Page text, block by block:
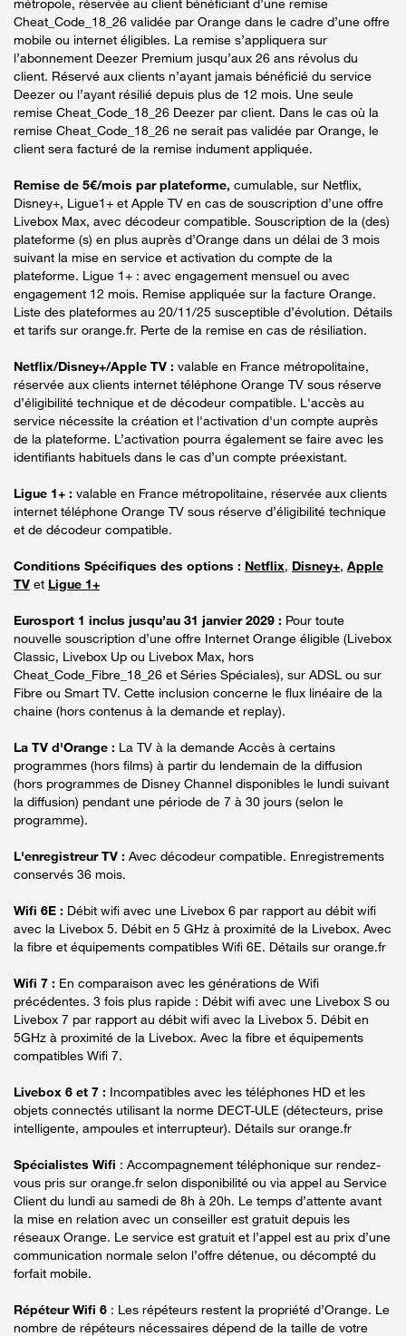
Cheat_Code_18_26 validée par Orange dans le cadre d’une offre
mobile ou internet éligibles. La remise s’appliquera sur
l’abonnement Deezer Premium jusqu’aux 26 ans révolus du
client. Réservé aux clients n’ayant jamais bénéficié du service
Deezer ou l’ayant résilié depuis plus de 12 mois. Une seule
remise Cheat_Code_18_26 Deezer par client. Dans le cas où la
remise Cheat_Code_18_26 ne serait pas validée par Orange, le
client sera facturé de la remise indument appliquée.
Remise de 5€/mois par plateforme, cumulable, sur Netflix,
Disney+, Ligue1+ et Apple TV en cas de souscription d’une offre
Livebox Max, avec décodeur compatible. Souscription de la (des)
plateforme (s) en plus auprès d’Orange dans un délai de 3 mois
suivant la mise en service et activation du compte de la
plateforme. Ligue 1+ : avec engagement mensuel ou avec
engagement 12 mois. Remise appliquée sur la facture Orange.
Liste des plateformes au 20/11/25 susceptible d’évolution. Détails
et tarifs sur orange.fr. Perte de la remise en cas de résiliation.
Netflix/Disney+/Apple TV : valable en France métropolitaine,
réservée aux clients internet téléphone Orange TV sous réserve
d’éligibilité technique et de décodeur compatible. L'accès au
service nécessite la création et l'activation d'un compte auprès
de la plateforme. L’activation pourra également se faire avec les
identifiants habituels dans le cas d’un compte préexistant.
Ligue 1+ : valable en France métropolitaine, réservée aux clients
internet téléphone Orange TV sous réserve d’éligibilité technique
et de décodeur compatible.
Conditions Spécifiques des options : Netflix, Disney+, Apple
TV et Ligue 1+
Eurosport 1 inclus jusqu’au 31 janvier 2029 : Pour toute
nouvelle souscription d’une offre Internet Orange éligible (Livebox
Classic, Livebox Up ou Livebox Max, hors
Cheat_Code_Fibre_18_26 et Séries Spéciales), sur ADSL ou sur
Fibre ou Smart TV. Cette inclusion concerne le flux linéaire de la
chaine (hors contenus à la demande et replay).
La TV d'Orange : La TV à la demande Accès à certains
programmes (hors films) à partir du lendemain de la diffusion
(hors programmes de Disney Channel disponibles le lundi suivant
la diffusion) pendant une période de 7 à 30 jours (selon le
programme).
L'enregistreur TV : Avec décodeur compatible. Enregistrements
conservés 36 mois.
Wifi 6E : Débit wifi avec une Livebox 6 par rapport au débit wifi
avec la Livebox 5. Débit en 5 GHz à proximité de la Livebox. Avec
la fibre et équipements compatibles Wifi 6E. Détails sur orange.fr
Wifi 7 : En comparaison avec les générations de Wifi
précédentes. 3 fois plus rapide : Débit wifi avec une Livebox S ou
Livebox 7 par rapport au débit wifi avec la Livebox 5. Débit en
5GHz à proximité de la Livebox. Avec la fibre et équipements
compatibles Wifi 7.
Livebox 6 et 7 : Incompatibles avec les téléphones HD et les
objets connectés utilisant la norme DECT-ULE (détecteurs, prise
intelligente, ampoules et interrupteur). Détails sur orange.fr
Spécialistes Wifi : Accompagnement téléphonique sur rendez-
vous pris sur orange.fr selon disponibilité ou via appel au Service
Client du lundi au samedi de 8h à 20h. Le temps d’attente avant
la mise en relation avec un conseiller est gratuit depuis les
réseaux Orange. Le service est gratuit et l’appel est au prix d’une
communication normale selon l’offre détenue, ou décompté du
forfait mobile.
Répéteur Wifi 6 : Les répéteurs restent la propriété d’Orange. Le
nombre de répéteurs nécessaires dépend de la taille de votre